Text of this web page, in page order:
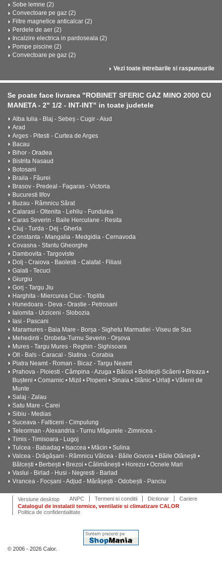
Sobe lemne (2)
Convectoare pe gaz (2)
Filtre magnetice anticalcar (2)
Perdele de aer (2)
Incalzire electrica in pardoseala (2)
Pompe piscine (2)
Convectoare pe gaz (2)
Vezi toate intrebarile si raspunsurile
Se poate face livrarea "ROBINET SFERIC GAZ MINO 2000 CU
MANETA - 2" 1/2 - INT-INT" in toate judetele
Alba Iulia - Blaj - Sebeș - Cugir - Aiud
Arad
Arges - Pitesti - Curtea de Arges
Bacau
Bihor - Oradea
Bistrita Nasaud
Botosani
Braila - Făurei
Brasov - Predeal - Fagaras - Victoria
Bucuresti Ilfov
Buzau - Râmnicu Sărat
Calarasi - Oltenita - Lehliu - Fundulea
Caras Severin - Baile Herculane - Resita
Cluj - Turda - Dej - Gherla
Constanta - Mangalia - Medgidia - Cernavoda
Covasna - Sfantu Gheorghe
Dambovita - Targoviste
Dolj - Craiova - Baolesti - Calafat - Filiasi
Galati - Tecuci
Giurgiu
Gorj - Targu Jiu
Harghita - Miercurea Ciuc - Toplita
Hunedoara - Deva - Orastie - Petrosani
Ialomita - Urziceni - Slobozia
Iasi - Pascani
Maramures - Baia Mare - Borșa - Sighetu Marmatiei - Viseu de Sus
Mehedinti - Drobeta-Turnu Severin - Orșova
Mures - Targu Mures - Reghin - Sighisoara
Olt - Bals - Caracal - Slatina - Corabia
Piatra Neamt - Roman - Bicaz - Targu Neamt
Prahova - Ploiesti - Câmpina - Azuga • Băicoi • Boldești-Scăeni • Breaza •
Bușteni • Comarnic • Mizil • Plopeni • Sinaia • Slănic • Urlați • Vălenii de
Munte
Salaj - Zalau
Satu Mare - Carei
Sibiu - Medias
Suceava - Falticeni - Cimpulung
Teleorman - Alexandria - Turnu Măgurele - Zimnicea -
Timis - Timisoara - Lugoj
Tulcea - Babadag • Isaccea • Măcin • Sulina
Valcea - Drăgășani - Râmnicu Vâlcea - Băile Govora • Băile Olănești •
Bălcești • Berbești • Brezoi • Călimănești • Horezu • Ocnele Mari
Vaslui - Birlad - Husi - Negresti - Barlad
Vrancea - Focșani - Adjud - Mărășești - Odobești - Panciu
Versiune desktop ANPC Termeni si conditii Dictionar
Cariere
Catalogul de instalatii termice, ventilatie si climatizare CALOR
Politica de confidentialitate
© 2006 - 2026 Calor.